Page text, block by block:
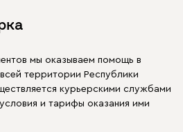
мы оказываем помощь в
территории Республики
курьерскими службами
и тарифы оказания ими